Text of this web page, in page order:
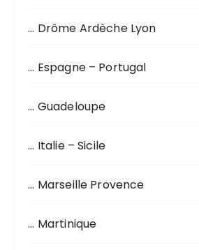
… Drôme Ardèche Lyon
… Espagne – Portugal
… Guadeloupe
… Italie – Sicile
… Marseille Provence
… Martinique